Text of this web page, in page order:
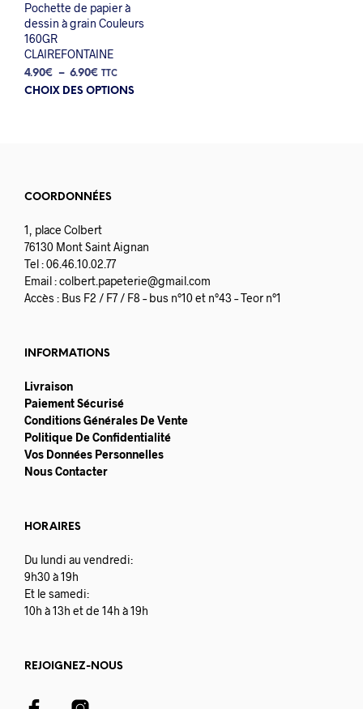
Pochette de papier à
dessin à grain Couleurs
160GR
CLAIREFONTAINE
4.90€ – 6.90€ Plage
de
TTC
CHOIX DES OPTIONS
la
page
COORDONNÉES
1, place Colbert
76130 Mont Saint Aignan
Tel : 06.46.10.02.77
Email :colbert.papeterie@gmail.com
Accès : Bus F2 / F7 / F8 – bus n°10 et n°43 – Teor n°1
INFORMATIONS
Livraison
Paiement Sécurisé
Conditions Générales De Vente
Politique De Confidentialité
Vos Données Personnelles
Nous Contacter
HORAIRES
Du lundi au vendredi:
9h30 à 19h
Et le samedi:
10h à 13h et de 14h à 19h
REJOIGNEZ-NOUS